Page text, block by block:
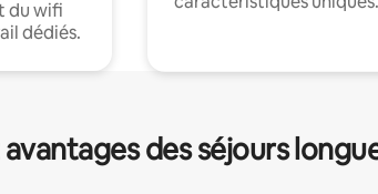
du wifi
dédiés.
des séjours